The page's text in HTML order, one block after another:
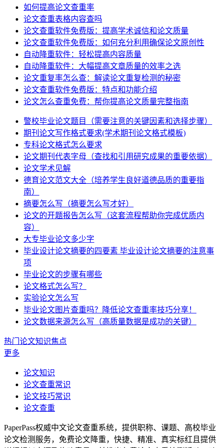
如何提高论文查重率
论文查重表格内容查吗
论文查重软件免费版：提高学术诚信和论文质量
论文查重软件免费版：如何充分利用确保论文原创性
自动降重软件：轻松提高内容质量
自动降重软件：大幅提高文章质量的效率之选
论文重复率怎么查：解读论文重复检测的秘密
论文查重软件免费版：特点和功能介绍
论文怎么查重免费：帮你提高论文质量完整指南
警校毕业论文题目（需要注意的关键因素和选择步骤）
期刊论文写作格式要求(学术期刊论文格式模板)
专科论文格式怎么要求
论文期刊代表字母（查找和引用研究成果的重要依据）
论文学术见解
德育论文范文大全（培养学生良好道德品质的重要指
南）
摘要怎么写（摘要怎么写才好）
论文的开题报告怎么写（这套流程帮助你完成优质内
容）
大专毕业论文多少字
毕业设计论文摘要的四要素 毕业设计论文摘要的注意事
项
毕业论文的步骤有哪些
论文格式怎么写？
实验论文怎么写
毕业论文图片查重吗？降低论文查重率技巧分享！
论文数据来源怎么写（高质量数据是成功的关键）
热门论文知识焦点
更多
论文知识
论文查重常识
论文技巧常识
论文查重
PaperPass权威中文论文查重系统，提供职称、课题、高校毕业
论文检测服务，免费论文降重，快捷、精准、真实标红且提供